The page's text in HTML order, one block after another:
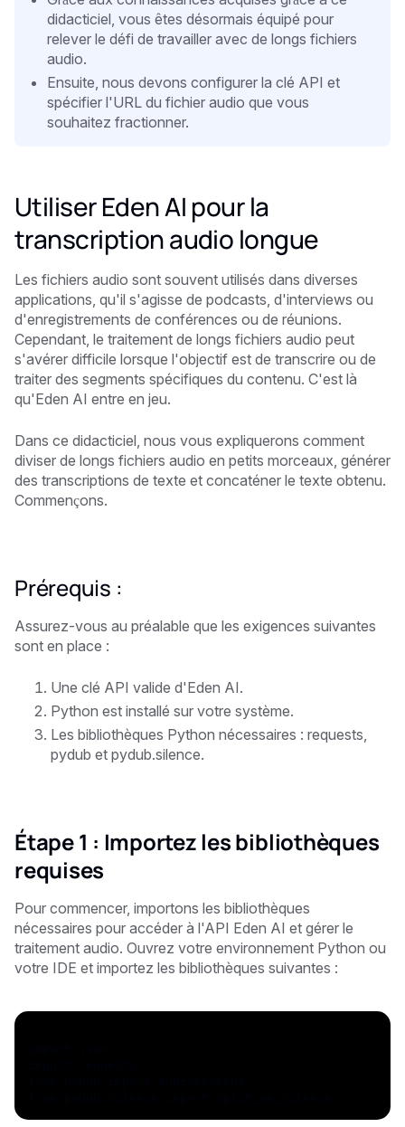
didacticiel, vous êtes désormais équipé pour
relever le défi de travailler avec de longs fichiers
audio.
Ensuite, nous devons configurer la clé API et
spécifier l'URL du fichier audio que vous
souhaitez fractionner.
Utiliser Eden AI pour la
transcription audio longue
Les fichiers audio sont souvent utilisés dans diverses
applications, qu'il s'agisse de podcasts, d'interviews ou
d'enregistrements de conférences ou de réunions.
Cependant, le traitement de longs fichiers audio peut
s'avérer difficile lorsque l'objectif est de transcrire ou de
traiter des segments spécifiques du contenu. C'est là
qu'Eden AI entre en jeu.
Dans ce didacticiel, nous vous expliquerons comment
diviser de longs fichiers audio en petits morceaux, générer
des transcriptions de texte et concaténer le texte obtenu.
Commençons.
Prérequis :
Assurez-vous au préalable que les exigences suivantes
sont en place :
Une clé API valide d'Eden AI.
Python est installé sur votre système.
Les bibliothèques Python nécessaires : requests,
pydub et pydub.silence.
Étape 1 : Importez les bibliothèques
requises
Pour commencer, importons les bibliothèques
nécessaires pour accéder à l'API Eden AI et gérer le
traitement audio. Ouvrez votre environnement Python ou
votre IDE et importez les bibliothèques suivantes :